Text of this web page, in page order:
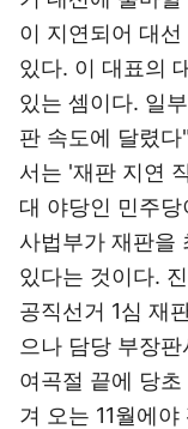
이 지연되어 대
있다. 이 대표의
있는 셈이다. 일
판 속도에 달렸
서는 '재판 지연
대 야당인 민주
사법부가 재판을
있다는 것이다.
공직선거 1심 재
으나 담당 부장
여곡절 끝에 당
겨 오는 11월에